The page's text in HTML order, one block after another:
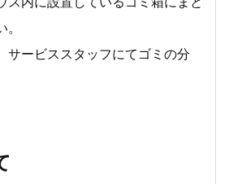
サービススタッフにてゴミの分